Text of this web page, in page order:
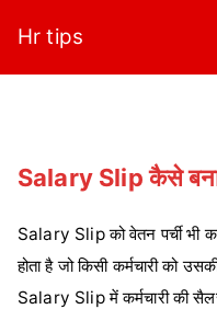
content
Hr tips
Salary Slip कैसे
Salary Slip को वेतन पर्ची भी
होता है जो किसी कर्मचारी को
Salary Slip में कर्मचारी की